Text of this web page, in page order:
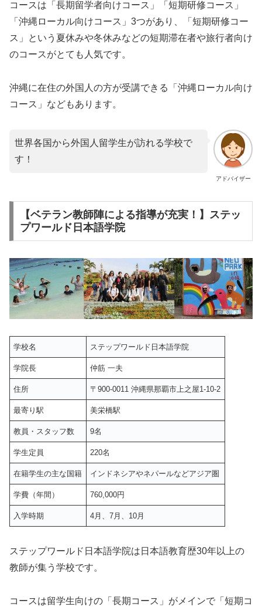
コースは「長期留学者向けコース」「短期研修コース」
「沖縄ローカル向けコース」3つがあり、「短期研修コー
ス」という夏休みや冬休みなどの短期滞在者や旅行者向け
のコースがとても人気です。
沖縄に在住の外国人の方が受講できる「沖縄ローカル向け
コース」などもあります。
アドバイザー
世界各国から外国人留学生が訪れる学校で
す！
【ベテラン教師陣による指導が充実！】ステッ
プワールド日本語学院
学校名 ステップワールド日本語学院
学院長 仲筋 一夫
住所 〒900-0011 沖縄県那覇市上之屋1-10-2
最寄り駅 美栄橋駅
教員・スタッフ数 9名
学生定員 220名
在籍学生の主な国籍 インドネシアやネパールなどアジア圏
学費（年間） 760,000円
入学時期 4月、7月、10月
ステップワールド日本語学院は日本語教育歴30年以上の
教師が集う学校です。
コースは留学生向けの「長期コース」がメインで「短期コ